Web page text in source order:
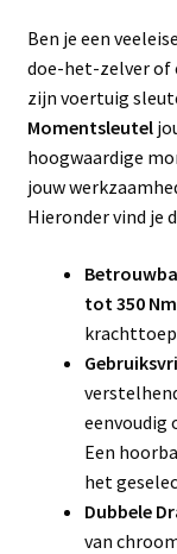
Ben je een
doe-het-zelver of
zijn voertuig
Momentsleutel
hoogwaardige
jouw
Hieronder vind je
tot 350 Nm
eenvoudig
Een
het
Dubbele
van